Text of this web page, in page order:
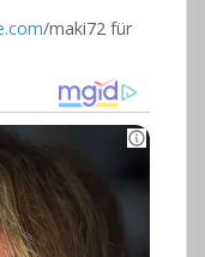
/maki72 für